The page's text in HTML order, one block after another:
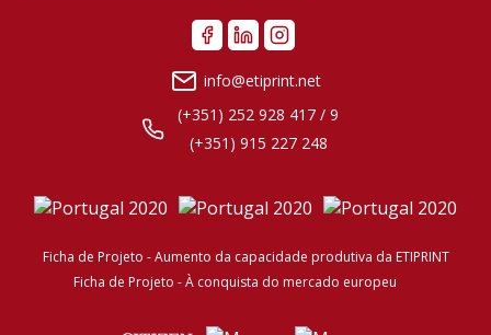
info@etiprint.net
(+351) 252 928 417 / 9
(+351) 915 227 248
Ficha de Projeto - Aumento da capacidade produtiva da ETIPRINT
Ficha de Projeto - À conquista do mercado europeu